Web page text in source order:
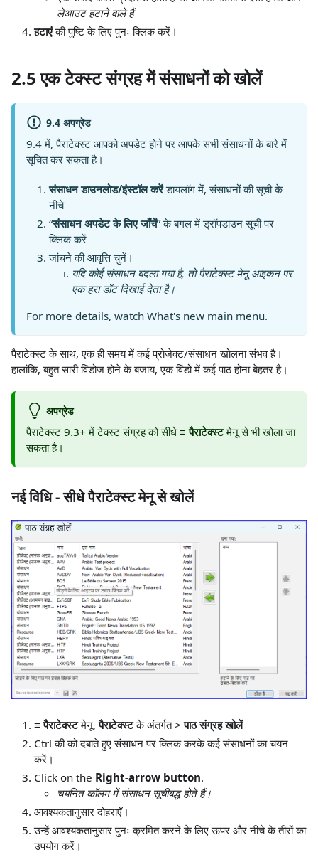
लेआउट हटाने वाले हैं
हटाएंकी पुष्टि के लिए पुनः क्लिक करें।
2.5 एक टेक्स्ट संग्रह में संसाधनों को खोलें
9.4 अपग्रेड
9.4 में, पैराटेक्स्ट आपको अपडेट होने पर आपके सभी संसाधनों के बारे में
सूचित कर सकता है।
संसाधन डाउनलोड/इंस्टॉल करेंडायलॉग में, संसाधनों की सूची के
नीचे
“संसाधन अपडेट के लिए जाँचें” के बगल में ड्रॉपडाउन सूची पर
क्लिक करें
जांचने की आवृत्ति चुनें।
यदि कोई संसाधन बदला गया है, तो पैराटेक्स्ट मेनू आइकन पर
एक हरा डॉट दिखाई देता है।
For more details, watch What's new main menu.
पैराटेक्स्ट के साथ, एक ही समय में कई प्रोजेक्ट/संसाधन खोलना संभव है।
हालांकि, बहुत सारी विंडोज होने के बजाय, एक विंडो में कई पाठ होना बेहतर है।
अपग्रेड
पैराटेक्स्ट 9.3+ में टेक्स्ट संग्रह को सीधे ≡ पैराटेक्स्टमेनू से भी खोला जा
सकता है।
नई विधि - सीधे पैराटेक्स्ट मेनू से खोलें
≡ पैराटेक्स्टमेनू,पैराटेक्स्टके अंतर्गत> पाठ संग्रह खोलें
Ctrl की को दबाते हुए संसाधन पर क्लिक करके कई संसाधनों का चयन
करें।
Click on the Right-arrow button.
चयनित कॉलम में संसाधन सूचीबद्ध होते हैं।
आवश्यकतानुसार दोहराएँ।
उन्हें आवश्यकतानुसार पुनः क्रमित करने के लिए ऊपर और नीचे के तीरों का
उपयोग करें।